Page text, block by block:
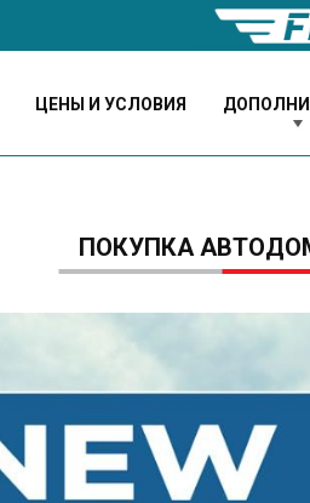
ЦЕНЫ И УСЛОВИЯ
ПОКУПКА